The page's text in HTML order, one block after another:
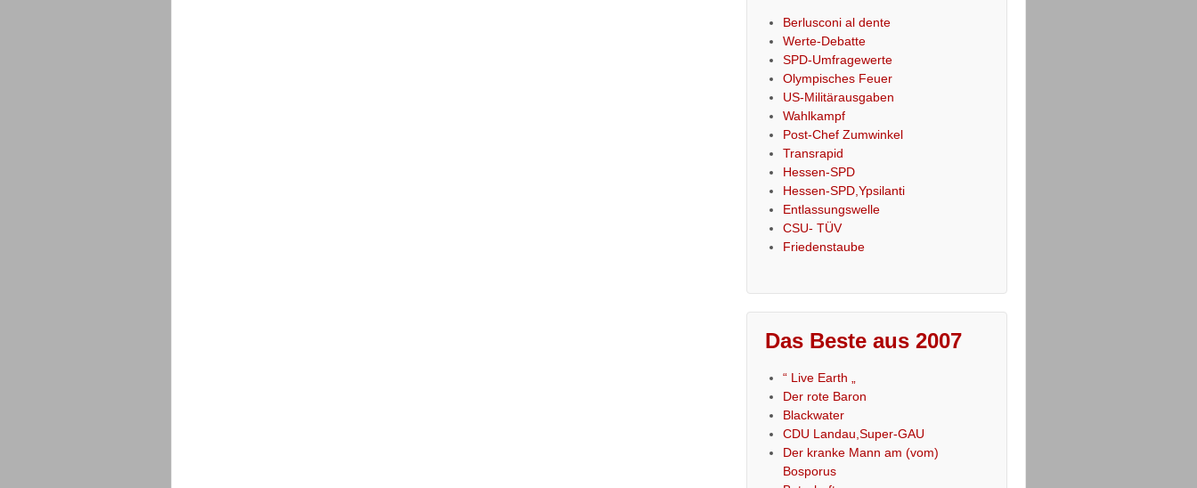
Berlusconi al dente
Werte-Debatte
SPD-Umfragewerte
Olympisches Feuer
US-Militärausgaben
Wahlkampf
Post-Chef Zumwinkel
Transrapid
Hessen-SPD
Hessen-SPD,Ypsilanti
Entlassungswelle
CSU- TÜV
Friedenstaube
Das Beste aus 2007
“ Live Earth „
Der rote Baron
Blackwater
CDU Landau,Super-GAU
Der kranke Mann am (vom)
Bosporus